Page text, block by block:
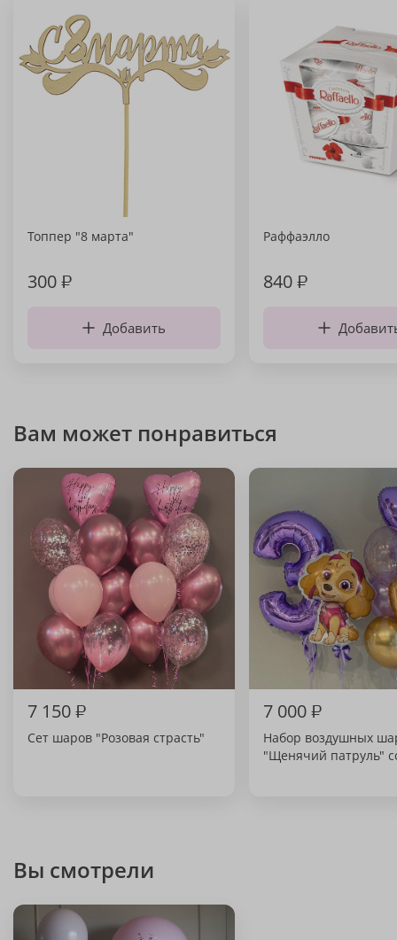
Топпер "8 марта"
300₽
Добавить
Раффаэлло
840₽
Вам может понравиться
7 150₽
Сет шаров "Розовая страсть"
7 000₽
Набор воздушных
"Щенячий патруль"
Вы смотрели